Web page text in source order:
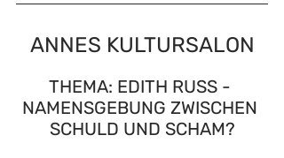
ANNES KULTURSALON
THEMA: EDITH RUSS -
NAMENSGEBUNG ZWISCHEN
SCHULD UND SCHAM?